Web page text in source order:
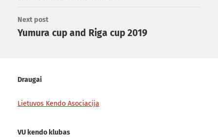
Next post
Yumura cup and Riga cup 2019
Draugai
Lietuvos Kendo Asociacija
VU kendo klubas